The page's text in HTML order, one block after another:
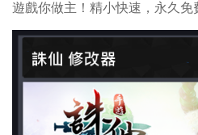
遊戲你做主！精小快速，永久免